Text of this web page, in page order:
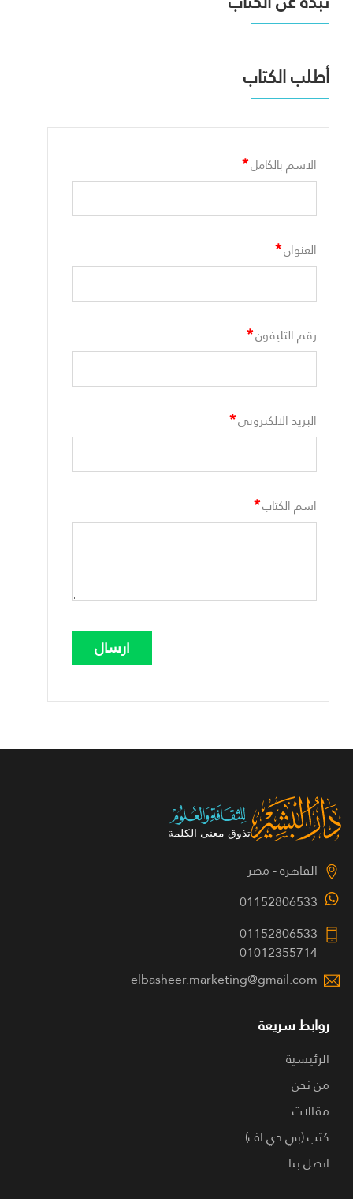
أطلب الكتاب
الاسم بالكامل*
العنوان*
رقم التليفون*
البريد الالكترونى*
اسم الكتاب*
القاهرة - مصر
01152806533
01152806533
01012355714
elbasheer.marketing@gmail.com
روابط سريعة
الرئيسية
من نحن
مقالات
كتب (بي دي اف)
اتصل بنا